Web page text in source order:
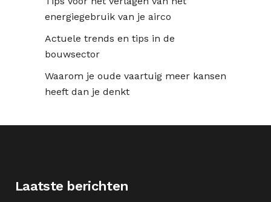
energiegebruik van je airco
Actuele trends en tips in de
bouwsector
Waarom je oude vaartuig meer kansen
heeft dan je denkt
Laatste berichten